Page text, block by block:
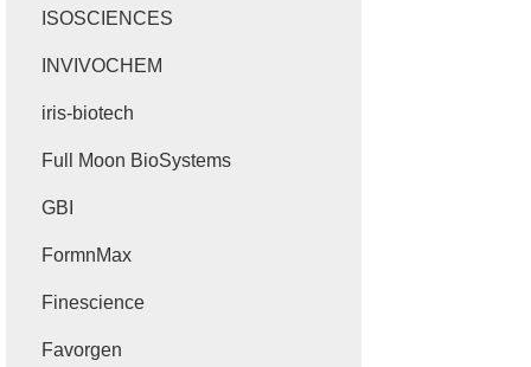
ISOSCIENCES
INVIVOCHEM
iris-biotech
Full Moon BioSystems
GBI
FormnMax
Finescience
Favorgen